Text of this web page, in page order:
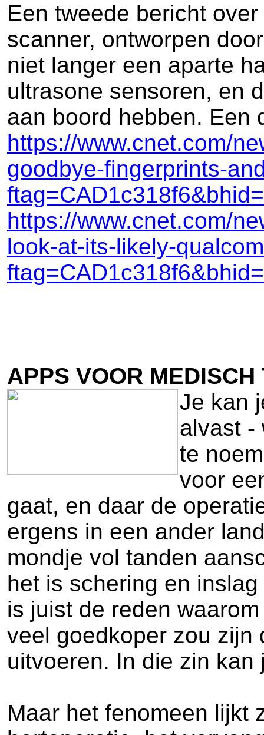
Een tweede bericht
scanner, ontworpen
niet langer een aparte
ultrasone sensoren, en
aan boord hebben. Een
https://www.cnet.com/
goodbye-fingerprints-
https://www.cnet.com/
look-at-its-likely-
APPS VOOR
Je kan
alvast -
te
voor
gaat, en daar de
ergens in een ander
mondje vol tanden
het is schering en
is juist de reden
veel goedkoper zou zijn
uitvoeren. In die zin
Maar het fenomeen lijkt